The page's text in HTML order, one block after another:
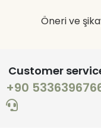
Öneri ve
Customer
+90